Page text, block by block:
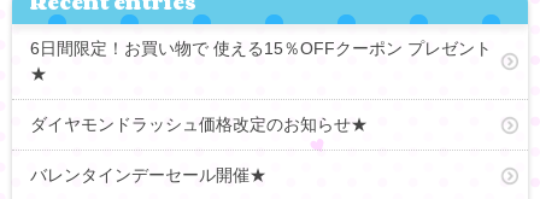
6日間限定！お買い物で 使える15％OFFクーポン プレゼント
★
ダイヤモンドラッシュ価格改定のお知らせ★
バレンタインデーセール開催★